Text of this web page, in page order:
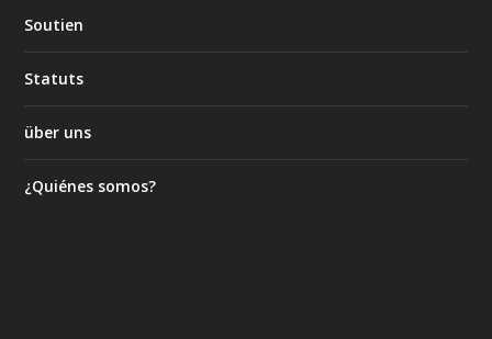
Soutien
Statuts
über uns
¿Quiénes somos?